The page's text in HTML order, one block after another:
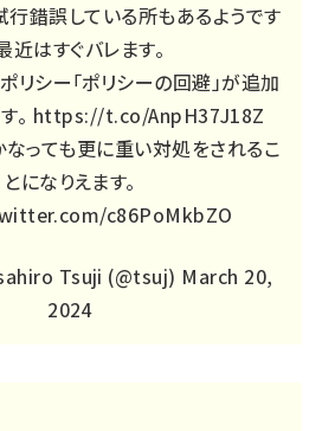
錯誤している所もあるようです
近はすぐバレます。
リシー「ポリシーの回避」が追加
。 https://t.co/AnpH37J18Z
っても更に重い対処をされるこ
とになりえます。
c86PoMkbZO
Tsuji (@tsuj) March 20,
2024